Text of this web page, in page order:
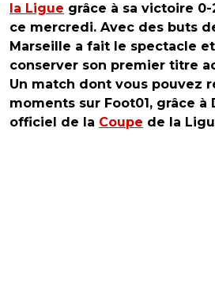
la Ligue grâce à sa victoire
ce mercredi. Avec des buts
Marseille a fait le spectacle
conserver son premier titre
Un match dont vous pouvez
moments sur Foot01, grâce
officiel de la Coupe de la